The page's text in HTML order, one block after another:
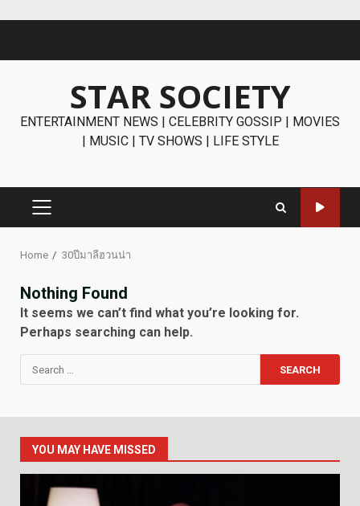
STAR SOCIETY
ENTERTAINMENT NEWS | CELEBRITY GOSSIP | MOVIES
| MUSIC | TV SHOWS | LIFE STYLE
PRIMARY
Home 30ปีมาลีฮวนน่า
Nothing Found
It seems we can’t find what you’re looking for.
Perhaps searching can help.
Search
for:
YOU MAY HAVE MISSED